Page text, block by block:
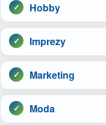
Hobby
Imprezy
Marketing
Moda